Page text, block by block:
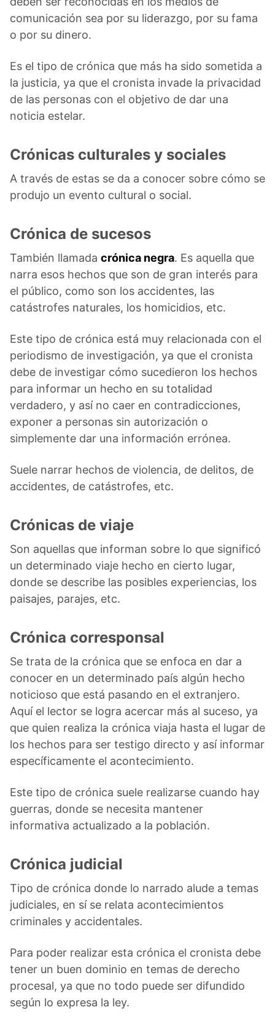
comunicación sea por su liderazgo, por su fama
o por su dinero.
Es el tipo de crónica que más ha sido sometida a
la justicia, ya que el cronista invade la privacidad
de las personas con el objetivo de dar una
noticia estelar.
Crónicas culturales y sociales
A través de estas se da a conocer sobre cómo se
produjo un evento cultural o social.
Crónica de sucesos
También llamada crónica negra. Es aquella que
narra esos hechos que son de gran interés para
el público, como son los accidentes, las
catástrofes naturales, los homicidios, etc.
Este tipo de crónica está muy relacionada con el
periodismo de investigación, ya que el cronista
debe de investigar cómo sucedieron los hechos
para informar un hecho en su totalidad
verdadero, y así no caer en contradicciones,
exponer a personas sin autorización o
simplemente dar una información errónea.
Suele narrar hechos de violencia, de delitos, de
accidentes, de catástrofes, etc.
Crónicas de viaje
Son aquellas que informan sobre lo que significó
un determinado viaje hecho en cierto lugar,
donde se describe las posibles experiencias, los
paisajes, parajes, etc.
Crónica corresponsal
Se trata de la crónica que se enfoca en dar a
conocer en un determinado país algún hecho
noticioso que está pasando en el extranjero.
Aquí el lector se logra acercar más al suceso, ya
que quien realiza la crónica viaja hasta el lugar de
los hechos para ser testigo directo y así informar
específicamente el acontecimiento.
Este tipo de crónica suele realizarse cuando hay
guerras, donde se necesita mantener
informativa actualizado a la población.
Crónica judicial
Tipo de crónica donde lo narrado alude a temas
judiciales, en sí se relata acontecimientos
criminales y accidentales.
Para poder realizar esta crónica el cronista debe
tener un buen dominio en temas de derecho
procesal, ya que no todo puede ser difundido
según lo expresa la ley.